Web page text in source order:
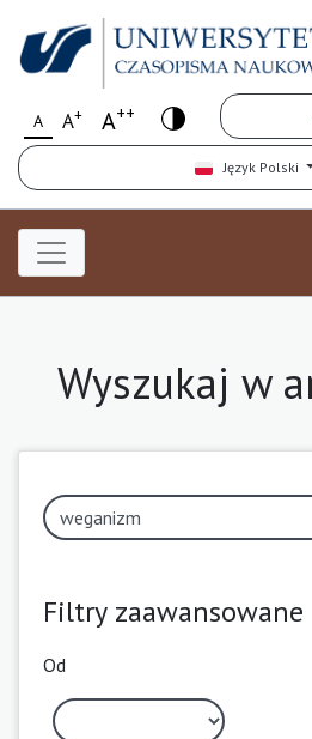
A A+ A++
Język Polski
Wyszukaj w
Filtry zaawansowane
Od